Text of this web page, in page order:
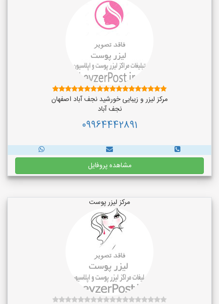
مرکز لیزر و زیبایی خورشید نجف آباد اصفهان
نجف‌ آباد
09964442891
مشاهده پروفایل
مرکز لیزر پوست